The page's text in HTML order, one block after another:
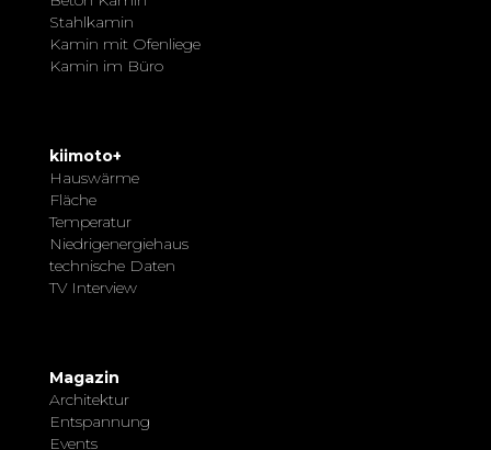
Stahlkamin
Kamin mit Ofenliege
Kamin im Büro
kiimoto+
Hauswärme
Fläche
Temperatur
Niedrigenergiehaus
technische Daten
TV Interview
Magazin
Architektur
Entspannung
Events